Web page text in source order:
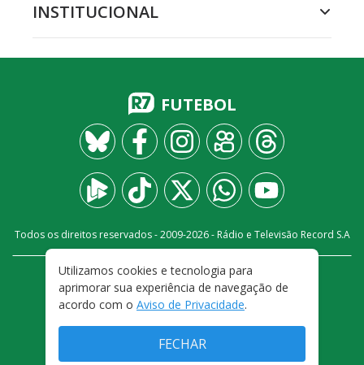
INSTITUCIONAL
FUTEBOL
Todos os direitos reservados - 2009-2026- Rádio e Televisão Record S.A
FALE CONOSCO
PRIVACIDADE
TERMOS E CONDIÇÕES DE USO
Utilizamos cookies e tecnologia para
aprimorar sua experiência de navegação de
acordo com o Aviso de Privacidade.
FECHAR